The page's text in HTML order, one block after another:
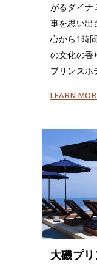
がるダイナ
事を思い出
心から1時
の文化の香
プリンスホ
LEARN
大磯プ